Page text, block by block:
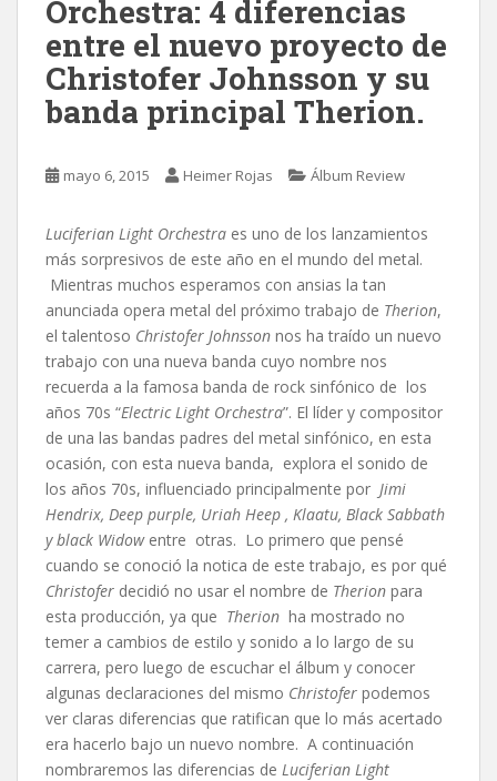
Orchestra: 4 diferencias
entre el nuevo proyecto de
Christofer Johnsson y su
banda principal Therion.
mayo 6, 2015 Heimer Rojas Álbum Review
Luciferian Light Orchestra es uno de los lanzamientos
más sorpresivos de este año en el mundo del metal.
Mientras muchos esperamos con ansias la tan
anunciada opera metal del próximo trabajo de Therion,
el talentoso Christofer Johnsson nos ha traído un nuevo
trabajo con una nueva banda cuyo nombre nos
recuerda a la famosa banda de rock sinfónico de los
años 70s “Electric Light Orchestra”. El líder y compositor
de una las bandas padres del metal sinfónico, en esta
ocasión, con esta nueva banda, explora el sonido de
los años 70s, influenciado principalmente por Jimi
Hendrix, Deep purple, Uriah Heep , Klaatu, Black Sabbath
y black Widowentre otras. Lo primero que pensé
cuando se conoció la notica de este trabajo, es por qué
Christofer decidió no usar el nombre de Therion para
esta producción, ya que Therion ha mostrado no
temer a cambios de estilo y sonido a lo largo de su
carrera, pero luego de escuchar el álbum y conocer
algunas declaraciones del mismo Christofer podemos
ver claras diferencias que ratifican que lo más acertado
era hacerlo bajo un nuevo nombre. A continuación
nombraremos las diferencias de Luciferian Light